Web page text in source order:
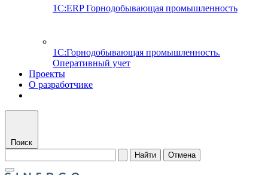
1С:ERP Горнодобывающая промышленность
1С:Горнодобывающая промышленность.
Оперативный учет
Проекты
О разработчике
Поиск
Найти
Отмена